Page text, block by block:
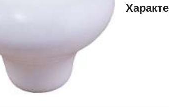
Нажмите, чтобы увеличить